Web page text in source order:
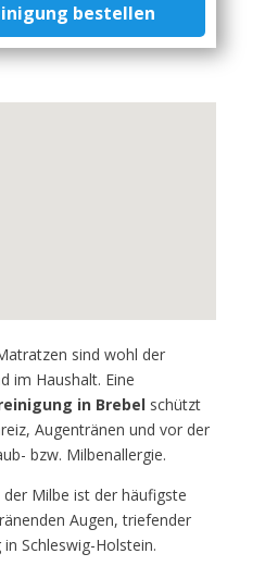
bestellen
sind wohl der
im Haushalt. Eine
in Brebelschützt
Augentränen und vor der
bzw. Milbenallergie.
Milbe ist der häufigste
Augen, triefender
Schleswig-Holstein.